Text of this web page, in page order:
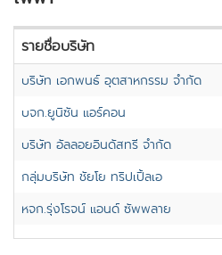
รายชื่อบริษัท
บริษัท เอกพนธ์ อุตสาหกรรม จำกัด
บจก.ยูนิซัน แอร์คอน
บริษัท อัลลอยอินดัสทรี จำกัด
กลุ่มบริษัท ชัยโย ทริปเปิ้ลเอ
หจก.รุ่งโรจน์ แอนด์ ซัพพลาย